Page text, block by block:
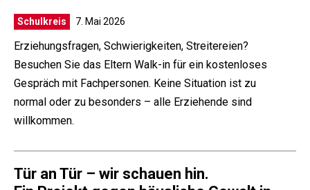
Schulkreis 7. Mai 2026
Erziehungsfragen, Schwierigkeiten, Streitereien?
Besuchen Sie das Eltern Walk-in für ein kostenloses
Gespräch mit Fachpersonen. Keine Situation ist zu
normal oder zu besonders – alle Erziehende sind
willkommen.
Tür an Tür – wir schauen hin.